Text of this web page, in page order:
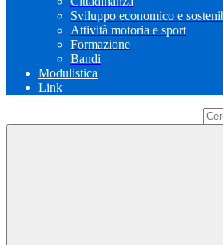
Sviluppo economico e
Attività motoria e sport
Formazione
Bandi
Modulistica
Link